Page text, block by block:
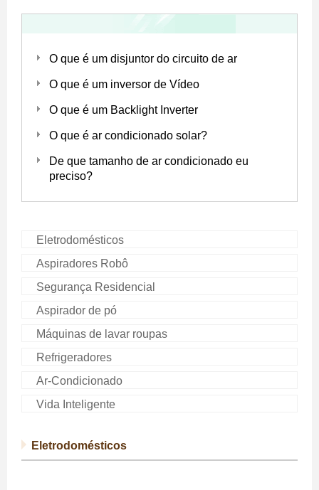
O que é um disjuntor do circuito de ar
O que é um inversor de Vídeo
O que é um Backlight Inverter
O que é ar condicionado solar?
De que tamanho de ar condicionado eu
preciso?
Eletrodomésticos
Aspiradores Robô
Segurança Residencial
Aspirador de pó
Máquinas de lavar roupas
Refrigeradores
Ar-Condicionado
Vida Inteligente
Eletrodomésticos